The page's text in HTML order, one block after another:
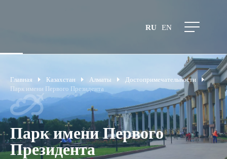
RU EN
Главная Казахстан Алматы
Достопримечательности
Парк имени Первого Президента
Парк имени Первого
Президента